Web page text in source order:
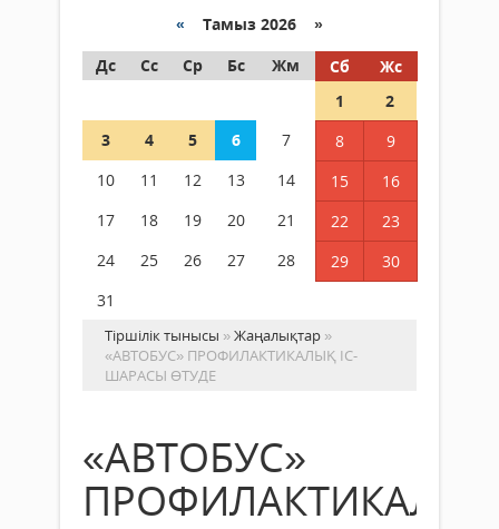
« Тамыз 2026 »
Дс
Сс Ср Бс Жм Сб
Жс
1
2
3
4 5 6 7 8
9
10
11 12 13 14 15
16
17
18 19 20 21 22
23
24
25 26 27 28 29
30
31
Тіршілік тынысы »Жаңалықтар »
«АВТОБУС» ПРОФИЛАКТИКАЛЫҚ ІС-
ШАРАСЫ ӨТУДЕ
«АВТОБУС»
ПРОФИЛАКТИКАЛЫҚ